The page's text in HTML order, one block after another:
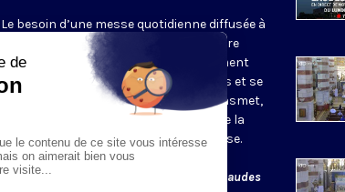
Le besoin d’une messe quotidienne diffusée à
la télévision a été exprimé d’une manière
encore plus forte pendant le confinement
dans de nombreux pays francophones et se
maintient depuis la reprise. KTO retransmet,
en direct de la basilique Notre-Dame de la
Garde, à Marseille, les laudes et la messe.
Le lundi à 7h25, la messe
Du mardi au samedi à 7h25, messe avec laudes